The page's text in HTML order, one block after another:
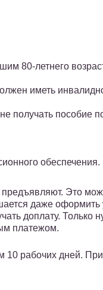
80-летнего
иметь
получать пособие
обеспечения.
Это
даже оформить
доплату. Только
платежом.
10 рабочих дней.